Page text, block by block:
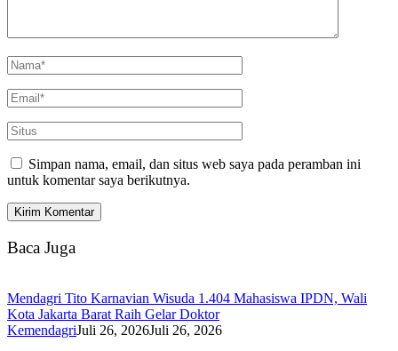
Simpan nama, email, dan situs web saya pada peramban ini
untuk komentar saya berikutnya.
Baca Juga
Mendagri Tito Karnavian Wisuda 1.404 Mahasiswa IPDN, Wali
Kota Jakarta Barat Raih Gelar Doktor
KemendagriJuli 26, 2026Juli 26, 2026